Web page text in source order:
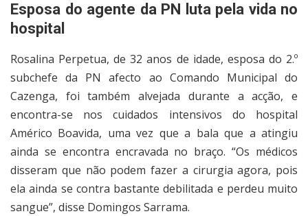
Esposa do agente da PN luta pela vida no
hospital
Rosalina Perpetua, de 32 anos de idade, esposa do 2.º
subchefe da PN afecto ao Comando Municipal do
Cazenga, foi também alvejada durante a acção, e
encontra-se nos cuidados intensivos do hospital
Américo Boavida, uma vez que a bala que a atingiu
ainda se encontra encravada no braço. “Os médicos
disseram que não podem fazer a cirurgia agora, pois
ela ainda se contra bastante debilitada e perdeu muito
sangue”, disse Domingos Sarrama.